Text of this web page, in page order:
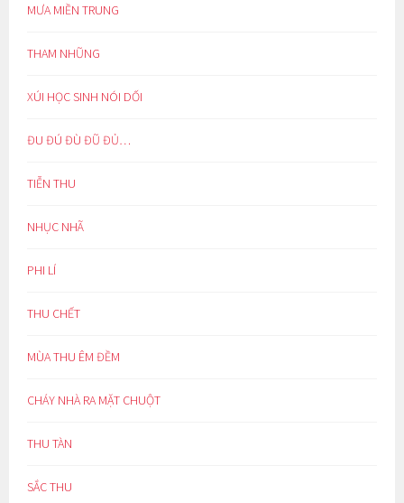
MƯA MIỀN TRUNG
THAM NHŨNG
XÚI HỌC SINH NÓI DỐI
ĐU ĐÚ ĐÙ ĐŨ ĐỦ…
TIỄN THU
NHỤC NHÃ
PHI LÍ
THU CHẾT
MÙA THU ÊM ĐỀM
CHÁY NHÀ RA MẶT CHUỘT
THU TÀN
SẮC THU